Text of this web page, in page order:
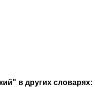
в других словарях: